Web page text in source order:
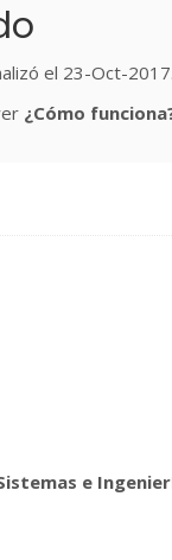
el 23-Oct-2017.
¿Cómo
e